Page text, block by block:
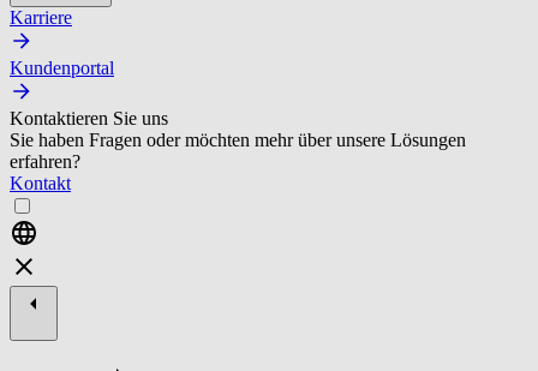
Karriere
Kundenportal
Kontaktieren Sie uns
Sie haben Fragen oder möchten mehr über unsere Lösungen
erfahren?
Kontakt